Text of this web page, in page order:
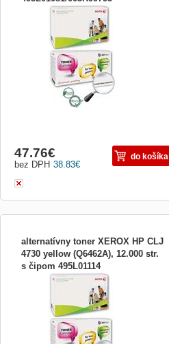
HP CLJ CM2320 cyan 2.800 stran
38.83€
bez DPH
47.76€ do košíka
alternatívny toner XEROX HP CLJ
4730 yellow (Q6462A), 12.000 str.
s čipom 495L01114
HP CLJ 4730 mfp yellow 12.000 strán